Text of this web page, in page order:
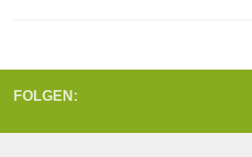
FOLGEN: